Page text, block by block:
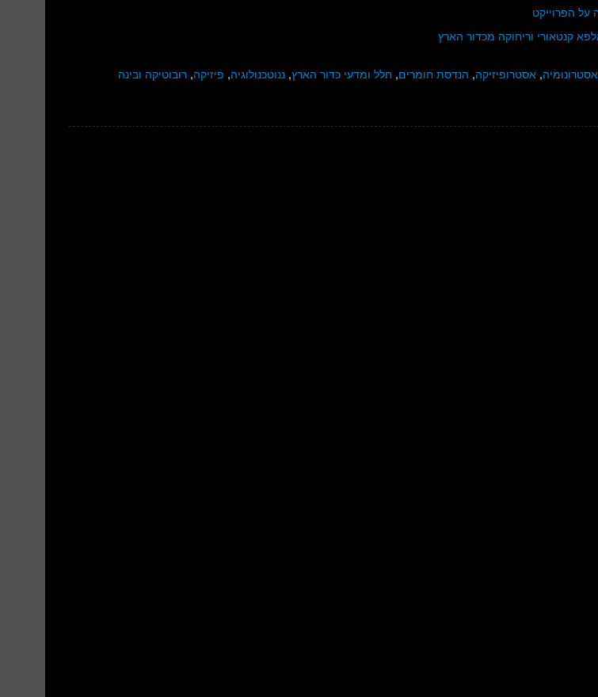
על הפרוייקט
קנטאורי וריחוקה מכדור הארץ
אסטרונומיה, אסטרופיזיקה, הנדסת חומרים, חלל ומדעי כדור הארץ, ננוטכנולוגיה, פיזיקה, רובוטיקה ובינה